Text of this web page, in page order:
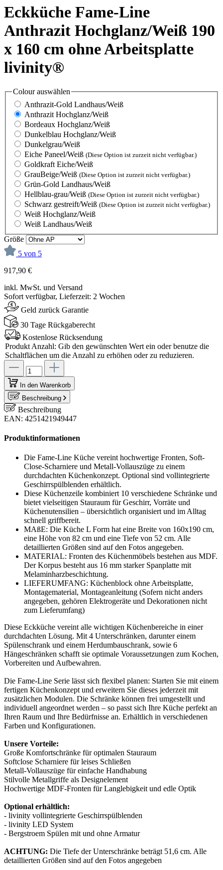
Eckküche Fame-Line
Anthrazit Hochglanz/Weiß 190
x 160 cm ohne Arbeitsplatte
livinity®
Colourauswählen
Anthrazit-Gold Landhaus/Weiß
Anthrazit Hochglanz/Weiß
Bordeaux Hochglanz/Weiß
Dunkelblau Hochglanz/Weiß
Dunkelgrau/Weiß
Eiche Paneel/Weiß (Diese Option ist zurzeit nicht verfügbar.)
Goldkraft Eiche/Weiß
GrauBeige/Weiß (Diese Option ist zurzeit nicht verfügbar.)
Grün-Gold Landhaus/Weiß
Hellblau-grau/Weiß (Diese Option ist zurzeit nicht verfügbar.)
Schwarz gestreift/Weiß (Diese Option ist zurzeit nicht verfügbar.)
Weiß Hochglanz/Weiß
Weiß Landhaus/Weiß
Größe
5 von 5
917,90 €
inkl. MwSt. und Versand
Sofort verfügbar, Lieferzeit: 2 Wochen
Geld zurück Garantie
30 Tage Rückgaberecht
Kostenlose Rücksendung
Produkt Anzahl: Gib den gewünschten Wert ein oder benutze die
Schaltflächen um die Anzahl zu erhöhen oder zu reduzieren.
In den Warenkorb
Beschreibung
Beschreibung
EAN: 4251421949447
Produktinformationen
Die Fame-Line Küche vereint hochwertige Fronten, Soft-
Close-Scharniere und Metall-Vollauszüge zu einem
durchdachten Küchenkonzept. Optional sind vollintegrierte
Geschirrspülblenden erhältlich.
Diese Küchenzeile kombiniert 10 verschiedene Schränke und
bietet vielseitigen Stauraum für Geschirr, Vorräte und
Küchenutensilien – übersichtlich organisiert und im Alltag
schnell griffbereit.
MAßE: Die Küche L Form hat eine Breite von 160x190 cm,
eine Höhe von 82 cm und eine Tiefe von 52 cm. Alle
detaillierten Größen sind auf den Fotos angegeben.
MATERIAL: Fronten des Küchenmöbels bestehen aus MDF.
Der Korpus besteht aus 16 mm starker Spanplatte mit
Melaminharzbeschichtung.
LIEFERUMFANG: Küchenblock ohne Arbeitsplatte,
Montagematerial, Montageanleitung (Sofern nicht anders
angegeben, gehören Elektrogeräte und Dekorationen nicht
zum Lieferumfang)
Diese Eckküche vereint alle wichtigen Küchenbereiche in einer
durchdachten Lösung. Mit 4 Unterschränken, darunter einem
Spülenschrank und einem Herdumbauschrank, sowie 6
Hängeschränken schafft sie optimale Voraussetzungen zum Kochen,
Vorbereiten und Aufbewahren.
Die Fame-Line Serie lässt sich flexibel planen: Starten Sie mit einem
fertigen Küchenkonzept und erweitern Sie dieses jederzeit mit
zusätzlichen Modulen. Die Schränke können frei umgestellt und
individuell angeordnet werden – so passt sich Ihre Küche perfekt an
Ihren Raum und Ihre Bedürfnisse an. Erhältlich in verschiedenen
Farben und Konfigurationen.
Unsere Vorteile:
Große Komfortschränke für optimalen Stauraum
Softclose Scharniere für leises Schließen
Metall-Vollauszüge für einfache Handhabung
Stilvolle Metallgriffe als Designelement
Hochwertige MDF-Fronten für Langlebigkeit und edle Optik
Optional erhältlich:
- livinity vollintegrierte Geschirrspülblenden
- livinity LED System
- Bergstroem Spülen mit und ohne Armatur
ACHTUNG: Die Tiefe der Unterschränke beträgt 51,6 cm. Alle
detaillierten Größen sind auf den Fotos angegeben